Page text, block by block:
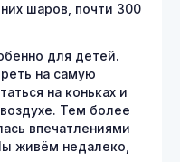
шаров, почти 300
для детей.
на самую
на коньках и
Тем более
впечатлениями
живём недалеко,